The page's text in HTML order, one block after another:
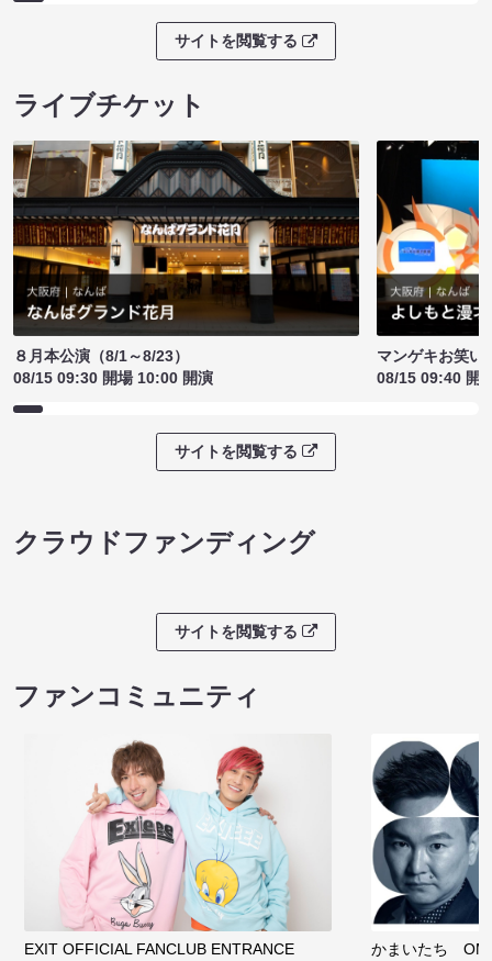
サイトを閲覧する
ライブチケット
８月本公演（8/1～8/23）
08/15 09:30 開場 10:00 開演
マンゲキお笑い
08/15 09:40 開
サイトを閲覧する
クラウドファンディング
サイトを閲覧する
ファンコミュニティ
EXIT OFFICIAL FANCLUB ENTRANCE かまいたち